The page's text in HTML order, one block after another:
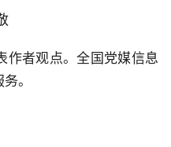
作者观点。全国党媒信息
。